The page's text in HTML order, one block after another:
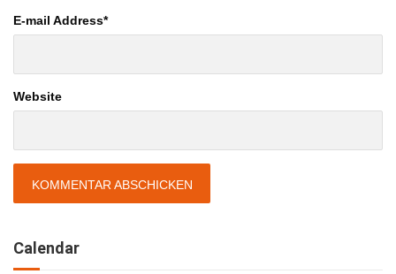
E-mail Address*
Website
Calendar